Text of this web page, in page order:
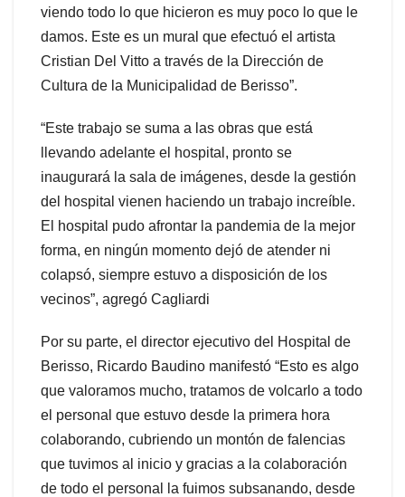
viendo todo lo que hicieron es muy poco lo que le
damos. Este es un mural que efectuó el artista
Cristian Del Vitto a través de la Dirección de
Cultura de la Municipalidad de Berisso”.
“Este trabajo se suma a las obras que está
llevando adelante el hospital, pronto se
inaugurará la sala de imágenes, desde la gestión
del hospital vienen haciendo un trabajo increíble.
El hospital pudo afrontar la pandemia de la mejor
forma, en ningún momento dejó de atender ni
colapsó, siempre estuvo a disposición de los
vecinos”, agregó Cagliardi
Por su parte, el director ejecutivo del Hospital de
Berisso, Ricardo Baudino manifestó “Esto es algo
que valoramos mucho, tratamos de volcarlo a todo
el personal que estuvo desde la primera hora
colaborando, cubriendo un montón de falencias
que tuvimos al inicio y gracias a la colaboración
de todo el personal la fuimos subsanando, desde